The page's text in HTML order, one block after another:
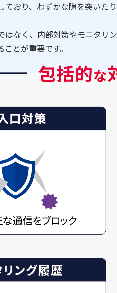
ており、わずかな隙を突いた
はなく、内部対策やモニタリ
とが重要です。